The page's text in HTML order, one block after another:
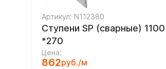
Артикул: N112380
Ступени SP (сварные) 1100
*270
Цена:
862руб./м